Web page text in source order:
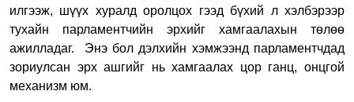
илгээж, шүүх хуралд оролцох гээд бүхий л хэлбэрээр
тухайн парламентчийн эрхийг хамгаалахын төлөө
ажилладаг. Энэ бол дэлхийн хэмжээнд парламентчдад
зориулсан эрх ашгийг нь хамгаалах цор ганц, онцгой
механизм юм.